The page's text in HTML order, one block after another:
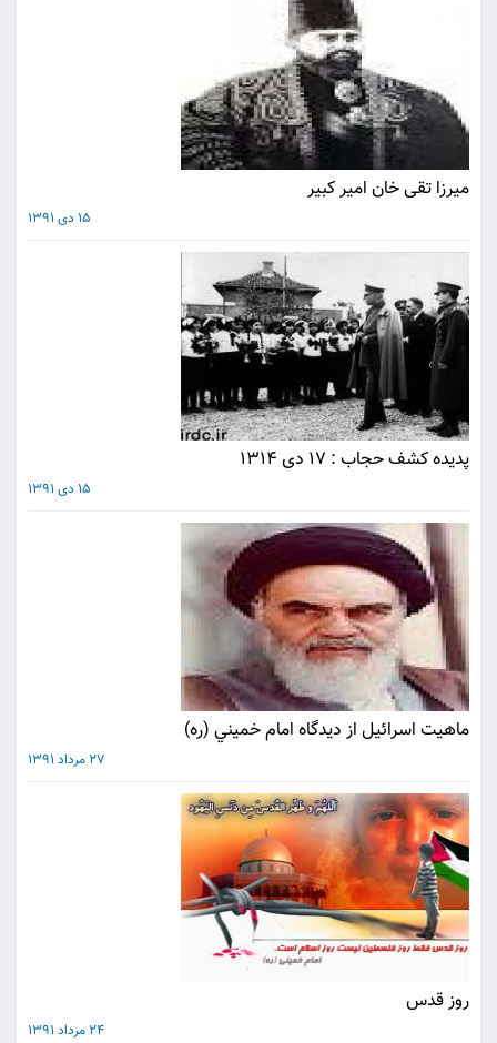
ميرزا تقى خان امير كبير
15 دی 1391
پديده كشف حجاب : 17 دى 1314
15 دی 1391
ماهيت اسرائيل از ديدگاه امام خميني (ره)
27 مرداد 1391
روز قدس
24 مرداد 1391